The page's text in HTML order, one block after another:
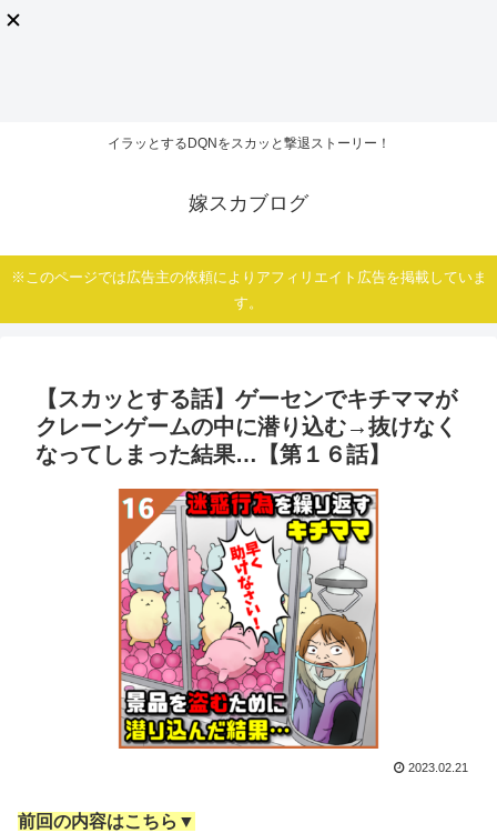
イラッとするDQNをスカッと撃退ストーリー！
嫁スカブログ
※このページでは広告主の依頼によりアフィリエイト広告を掲載していま
す。
【スカッとする話】ゲーセンでキチママが
クレーンゲームの中に潜り込む→抜けなく
なってしまった結果…【第１６話】
2023.02.21
前回の内容はこちら▼